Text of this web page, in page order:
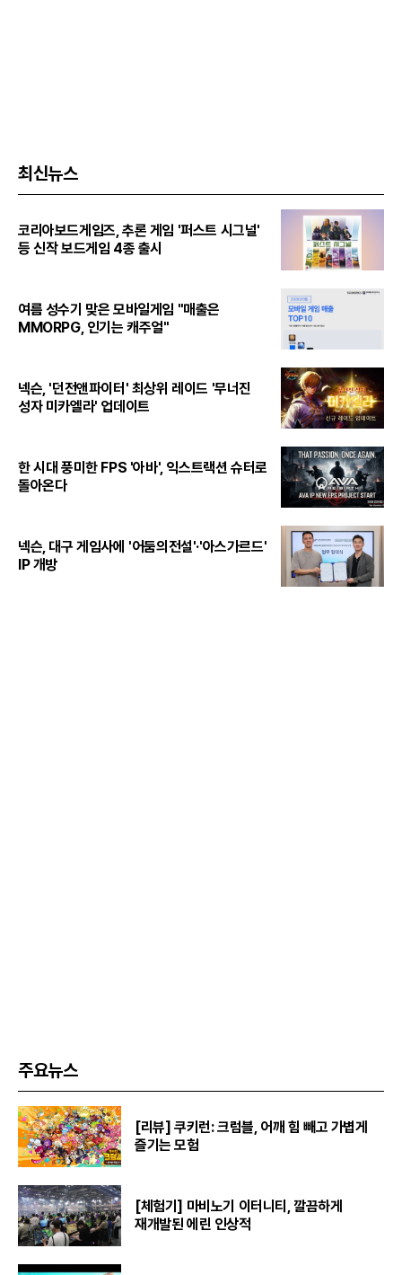
최신뉴스
코리아보드게임즈, 추론 게임 '퍼스트 시그널'
등 신작 보드게임 4종 출시
여름 성수기 맞은 모바일게임 "매출은
MMORPG, 인기는 캐주얼"
넥슨, '던전앤파이터' 최상위 레이드 '무너진
성자 미카엘라' 업데이트
한 시대 풍미한 FPS '아바', 익스트랙션 슈터로
돌아온다
넥슨, 대구 게임사에 '어둠의전설'·'아스가르드'
IP 개방
주요뉴스
[리뷰] 쿠키런: 크럼블, 어깨 힘 빼고 가볍게
즐기는 모험
[체험기] 마비노기 이터니티, 깔끔하게
재개발된 에린 인상적